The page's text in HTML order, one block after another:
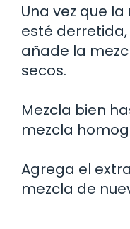
Una vez que
esté
añade la
secos.
Mezcla bien
mezcla
Agrega el
mezcla de